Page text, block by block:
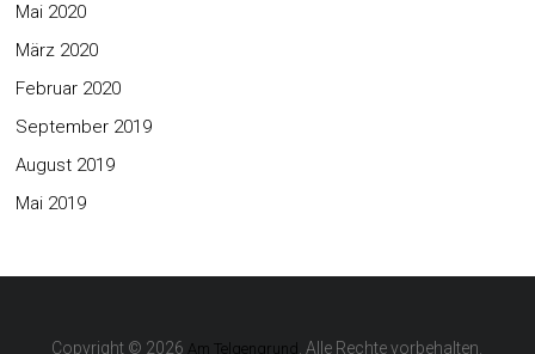
Mai 2020
März 2020
Februar 2020
September 2019
August 2019
Mai 2019
Copyright © 2026 Am Telgengrund . Alle Rechte vorbehalten.